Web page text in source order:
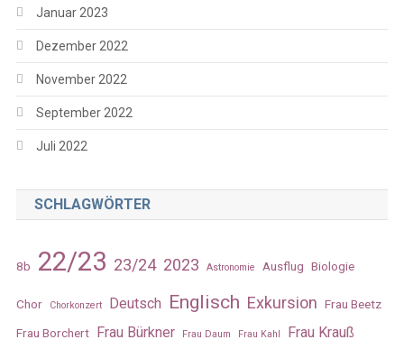
Januar 2023
Dezember 2022
November 2022
September 2022
Juli 2022
SCHLAGWÖRTER
8b 22/23 23/24 2023 Astronomie Ausflug Biologie
Chor Chorkonzert Deutsch Englisch Exkursion Frau Beetz
Frau Borchert
Frau Bürkner Frau Daum Frau Kahl Frau Krauß